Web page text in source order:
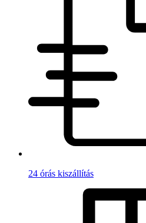
24 órás kiszállítás